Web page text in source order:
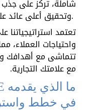
شاملة، تركز على
وتحقيق أعلى عائد على الاستثمار.
تعتمد
واحتياجات العملاء،
تتماشى مع أهدافك
مع علامتك التجارية.
في خطط